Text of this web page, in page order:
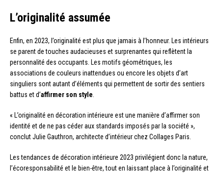
L’originalité assumée
Enfin, en 2023, l’originalité est plus que jamais à l’honneur. Les intérieurs
se parent de touches audacieuses et surprenantes qui reflètent la
personnalité des occupants. Les motifs géométriques, les
associations de couleurs inattendues ou encore les objets d’art
singuliers sont autant d’éléments qui permettent de sortir des sentiers
battus et d’affirmer son style
« L’originalité en décoration intérieure est une manière d’affirmer son
identité et de ne pas céder aux standards imposés par la société »,
conclut Julie Gauthron, architecte d’intérieur chez Collages Paris.
Les tendances de décoration intérieure 2023 privilégient donc la nature,
l’écoresponsabilité et le bien-être, tout en laissant place à l’originalité et